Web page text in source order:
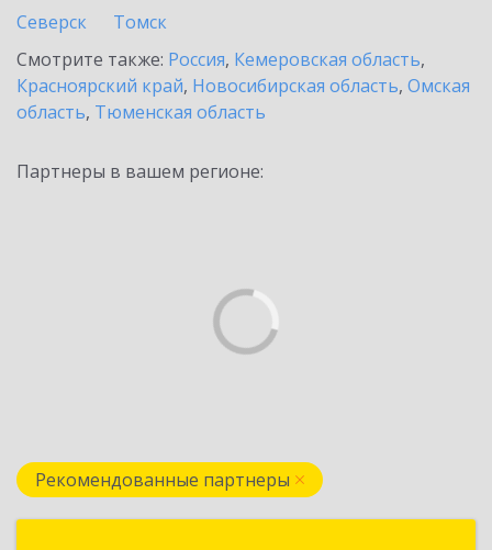
Северск
Томск
Смотрите также: Россия, Кемеровская область,
Красноярский край, Новосибирская область, Омская
область, Тюменская область
Партнеры в вашем регионе:
Рекомендованные партнеры